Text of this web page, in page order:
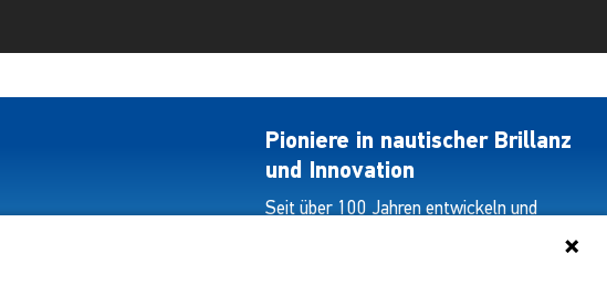
Pioniere in nautischer Brillanz
und Innovation
Seit über 100 Jahren entwickeln und